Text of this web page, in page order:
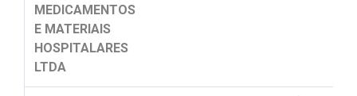
MEDICAMENTOS
E MATERIAIS
HOSPITALARES
LTDA